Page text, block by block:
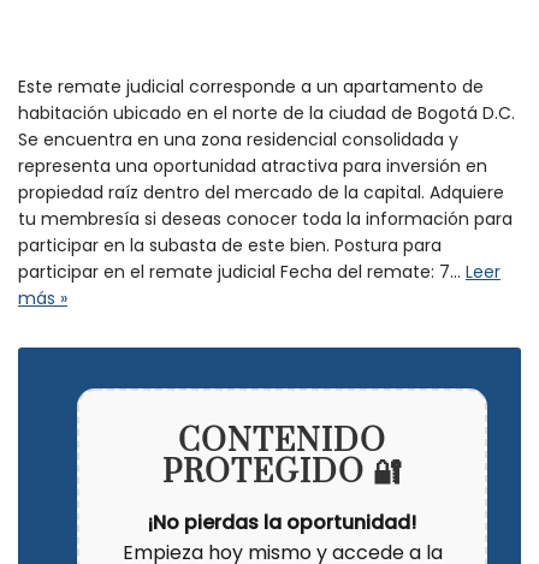
Este remate judicial corresponde a un apartamento de
habitación ubicado en el norte de la ciudad de Bogotá D.C.
Se encuentra en una zona residencial consolidada y
representa una oportunidad atractiva para inversión en
propiedad raíz dentro del mercado de la capital. Adquiere
tu membresía si deseas conocer toda la información para
participar en la subasta de este bien. Postura para
participar en el remate judicial Fecha del remate: 7… Leer
más »
CONTENIDO
PROTEGIDO 🔐
¡No pierdas la oportunidad!
Empieza hoy mismo y accede a la